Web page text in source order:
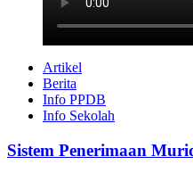
Artikel
Berita
Info PPDB
Info Sekolah
Sistem Penerimaan